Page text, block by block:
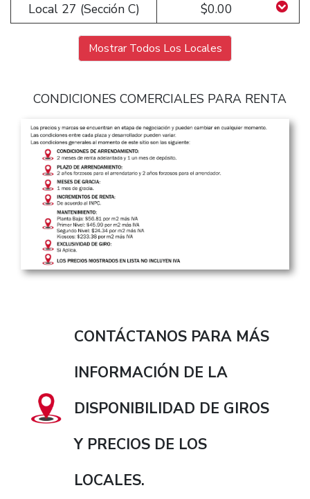
Local 27 (Sección C)
$0.00
Mostrar Todos Los Locales
CONDICIONES COMERCIALES PARA RENTA
CONTÁCTANOS PARA MÁS
INFORMACIÓN DE LA
DISPONIBILIDAD DE GIROS
Y PRECIOS DE LOS
LOCALES.